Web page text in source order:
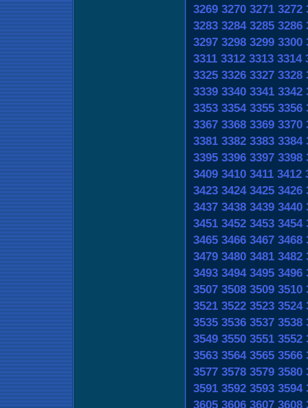
3269 3270 3271 3272
3283 3284 3285 3286
3297 3298 3299 3300
3311 3312 3313 3314
3325 3326 3327 3328
3339 3340 3341 3342
3353 3354 3355 3356
3367 3368 3369 3370
3381 3382 3383 3384
3395 3396 3397 3398
3409 3410 3411 3412
3423 3424 3425 3426
3437 3438 3439 3440
3451 3452 3453 3454
3465 3466 3467 3468
3479 3480 3481 3482
3493 3494 3495 3496
3507 3508 3509 3510
3521 3522 3523 3524
3535 3536 3537 3538
3549 3550 3551 3552
3563 3564 3565 3566
3577 3578 3579 3580
3591 3592 3593 3594
3605 3606 3607 3608